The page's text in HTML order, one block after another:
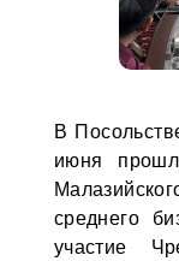
В
июня
среднего
участие